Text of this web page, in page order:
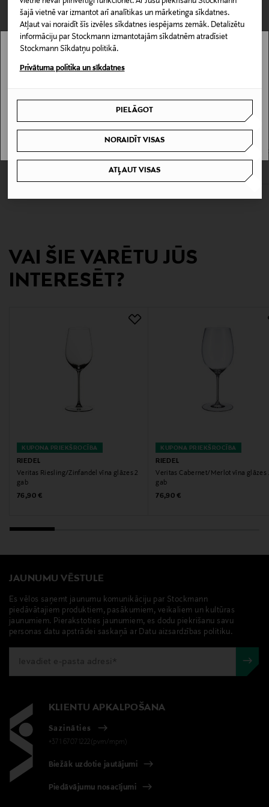
šajā vietnē var izmantot arī analītikas un mārketinga sīkdatnes.
Atļaut vai noraidīt šīs izvēles sīkdatnes iespējams zemāk. Detalizētu
informāciju par Stockmann izmantotajām sīkdatnēm atradīsiet
Stockmann Sīkdatņu politikā.
Privātuma politika un sīkdatnes
PIELĀGOT
NORAIDĪT VISAS
ATĻAUT VISAS
104505944
Materiāls
STIKLS BEZ SVINA
6 dl
Ražotājvalsts
VĀCIJA
Ražotājs
Decanter Oy
Decanter Oy, Yrjönkatu 34, 00100 Helsinki, Finland
Digitālā adrese
ZWIESEL GLAS
Cabernet vīna glāze, 540 ml, 2 gab.
Original Price
RIEDEL
Veritas Cabernet/Merlot & Mosel
Decanter sarkanvīna glāžu un
komplekts
Original Price
157,90 €
VAI ŠIE VARĒTU JŪS
INTERESĒT?
KUPONA PRIEKŠROCĪBA
RIEDEL
Veritas Riesling/Zinfandel vīna glāzes 2
gab
Original Price
76,90 €
KUPONA PRIEKŠROCĪBA
RIEDEL
Veritas Cabernet/Merlot vīna glāzes
gab
Original Price
76,90 €
JAUNUMU VĒSTULE
Es vēlos saņemt jaunumu komunikāciju par Stockmann
piedāvātajiem produktiem, pasākumiem, veikaliem un kultūras
jaunumiem. Pierakstoties jaunumiem, es dodu piekrišanu savu
personas datu apstrādei saskaņā ar Datu aizsardzības politiku.
KLIENTU APKALPOŠANA
Sazināties
+371 67071222(pvm/mpm)
Biežāk uzdotie jautājumi
Piedāvājumu nosacījumi
Stockmann nav pieejams tavā valstī.